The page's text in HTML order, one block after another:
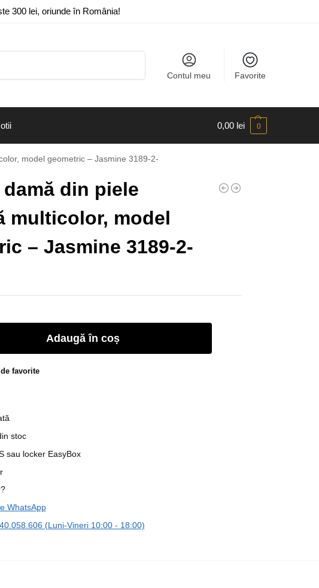
300 lei, oriunde în România!
Contul meu Favorite
0,00 lei 0
model geometric – Jasmine 3189-2-
din piele
multicolor, model
– Jasmine 3189-2-
Adaugă în coș
favorite
stoc
sau locker EasyBox
WhatsApp
(Luni-Vineri 10:00 - 18:00)